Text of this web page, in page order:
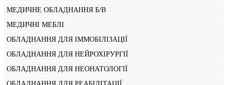
МЕДИЧНЕ ОБЛАДНАННЯ Б/В
МЕДИЧНІ МЕБЛІ
ОБЛАДНАННЯ ДЛЯ ІММОБІЛІЗАЦІЇ
ОБЛАДНАННЯ ДЛЯ НЕЙРОХІРУРГІЇ
ОБЛАДНАННЯ ДЛЯ НЕОНАТОЛОГІЇ